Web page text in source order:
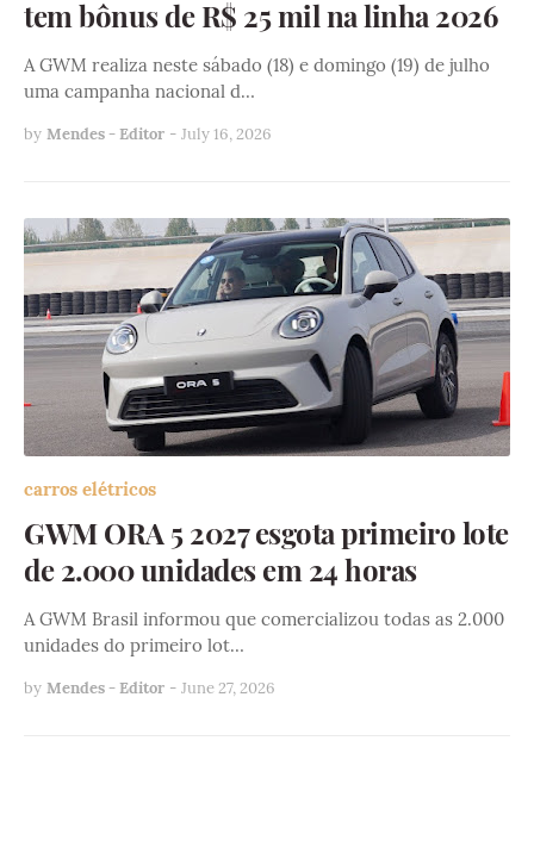
tem bônus de R$ 25 mil na linha 2026
A GWM realiza neste sábado (18) e domingo (19) de julho
uma campanha nacional d…
by Mendes - Editor - July 16, 2026
carros elétricos
GWM ORA 5 2027 esgota primeiro lote
de 2.000 unidades em 24 horas
A GWM Brasil informou que comercializou todas as 2.000
unidades do primeiro lot…
by Mendes - Editor - June 27, 2026